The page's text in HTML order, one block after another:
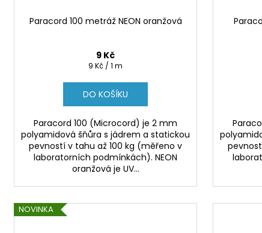
Paracord 100 metráž NEON oranžová
9 Kč
Měrná
9 Kč / 1 m
DO KOŠÍKU
Paracord 100 (Microcord) je 2 mm
polyamidová šňůra s jádrem a statickou
pevností v tahu až 100 kg (měřeno v
laboratorních podmínkách). NEON
oranžová je UV...
NOVINKA